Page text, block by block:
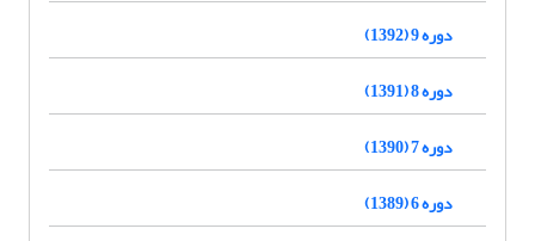
دوره 9 (1392)
دوره 8 (1391)
دوره 7 (1390)
دوره 6 (1389)